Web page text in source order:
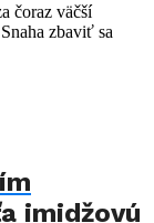
čoraz väčší
zbaviť sa
imidžovú